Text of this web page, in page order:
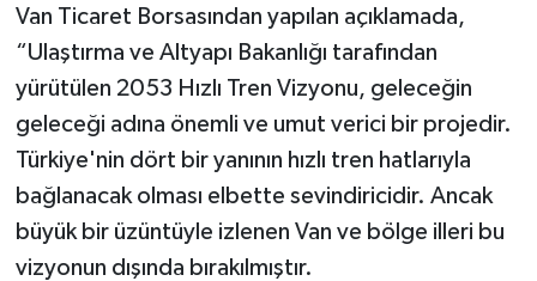
Van Ticaret Borsasından yapılan açıklamada,
“Ulaştırma ve Altyapı Bakanlığı tarafından
yürütülen 2053 Hızlı Tren Vizyonu, geleceğin
geleceği adına önemli ve umut verici bir projedir.
Türkiye'nin dört bir yanının hızlı tren hatlarıyla
bağlanacak olması elbette sevindiricidir. Ancak
büyük bir üzüntüyle izlenen Van ve bölge illeri bu
vizyonun dışında bırakılmıştır.